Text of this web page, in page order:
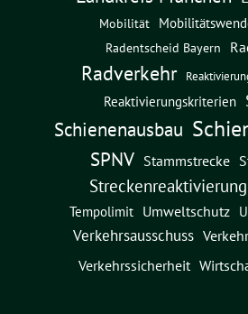
Mobilität
Radentscheid Bayern
Radverkehr
Reaktivierungskriterien
Schienenausbau
SPNV Stammstrecke
Streckenreaktivierung
Tempolimit Umweltschutz
Verkehrsausschuss
Verkehrssicherheit